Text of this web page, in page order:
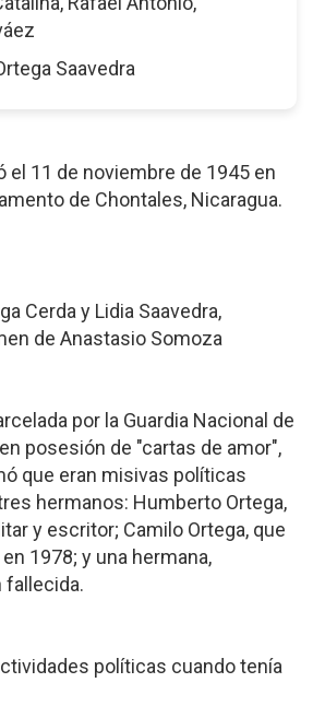
Saavedra
el 11 de noviembre de 1945 en
de Chontales, Nicaragua.
Cerda y Lidia Saavedra,
de Anastasio Somoza
por la Guardia Nacional de
posesión de "cartas de amor",
que eran misivas políticas
hermanos: Humberto Ortega,
y escritor; Camilo Ortega, que
1978; y una hermana,
fallecida.
políticas cuando tenía